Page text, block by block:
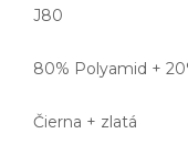
J80
80% Polyamid +
Čierna + zlatá